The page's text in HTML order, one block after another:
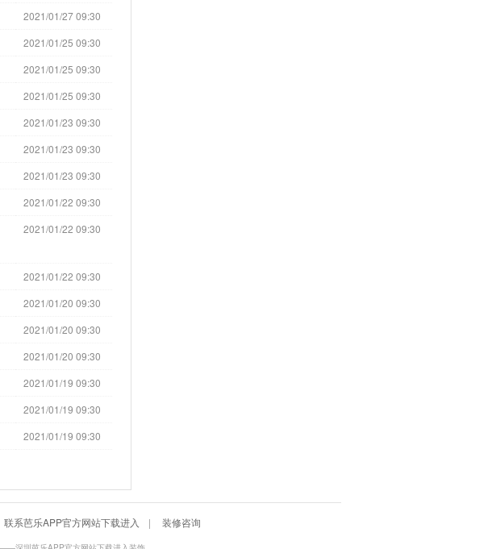
2021/01/27 09:30
2021/01/25 09:30
2021/01/25 09:30
2021/01/25 09:30
2021/01/23 09:30
2021/01/23 09:30
2021/01/23 09:30
2021/01/22 09:30
2021/01/22 09:30
2021/01/22 09:30
2021/01/20 09:30
2021/01/20 09:30
2021/01/20 09:30
2021/01/19 09:30
2021/01/19 09:30
2021/01/19 09:30
联系芭乐APP官方网站下载进入 | 装修咨询